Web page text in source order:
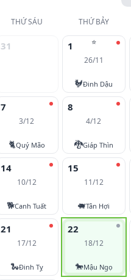
THỨ SÁU THỨ BẢY
31 ⭐
1
26/11
🐓Đinh Dậu
7
3/12
🐈Quý Mão
8
4/12
🐉Giáp Thìn
14
10/12
🐕Canh Tuất
15
11/12
🐖Tân Hợi
21
17/12
🐍Đinh Tỵ
22
18/12
🐎Mậu Ngọ